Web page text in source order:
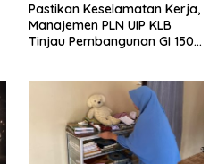
Pastikan Keselamatan Kerja,
Manajemen PLN UIP KLB
Tinjau Pembangunan GI 150